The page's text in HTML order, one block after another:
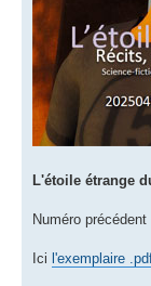
L'étoile étrange
Numéro
Ici l'exemplaire